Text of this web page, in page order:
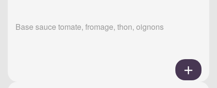
Base sauce tomate, fromage, thon, oignons